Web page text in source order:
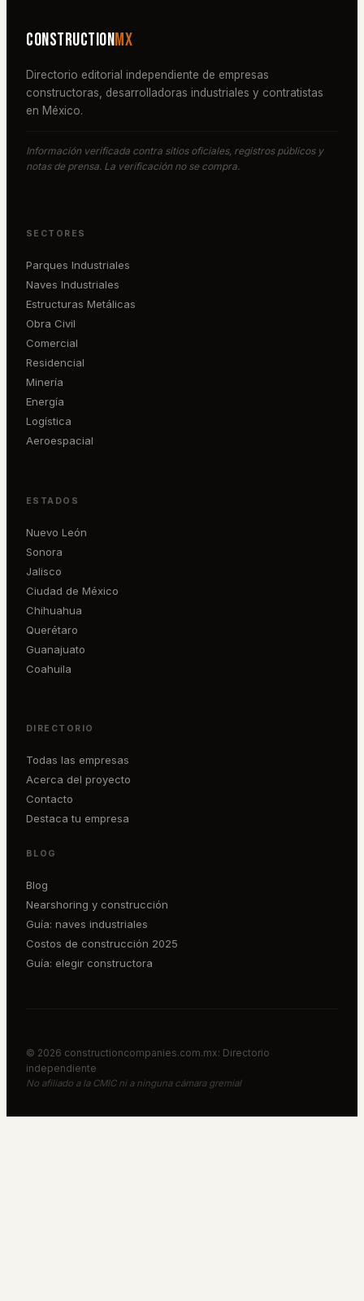
ConstructionMX
Directorio editorial independiente de empresas
constructoras, desarrolladoras industriales y contratistas
en México.
Información verificada contra sitios oficiales, registros públicos y
notas de prensa. La verificación no se compra.
SECTORES
Parques Industriales
Naves Industriales
Estructuras Metálicas
Obra Civil
Comercial
Residencial
Minería
Energía
Logística
Aeroespacial
ESTADOS
Nuevo León
Sonora
Jalisco
Ciudad de México
Chihuahua
Querétaro
Guanajuato
Coahuila
DIRECTORIO
Todas las empresas
Acerca del proyecto
Contacto
Destaca tu empresa
BLOG
Blog
Nearshoring y construcción
Guía: naves industriales
Costos de construcción 2025
Guía: elegir constructora
© 2026 constructioncompanies.com.mx: Directorio
independiente
No afiliado a la CMIC ni a ninguna cámara gremial